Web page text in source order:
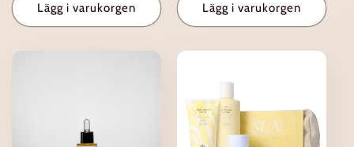
Lägg i varukorgen Lägg i varukorgen